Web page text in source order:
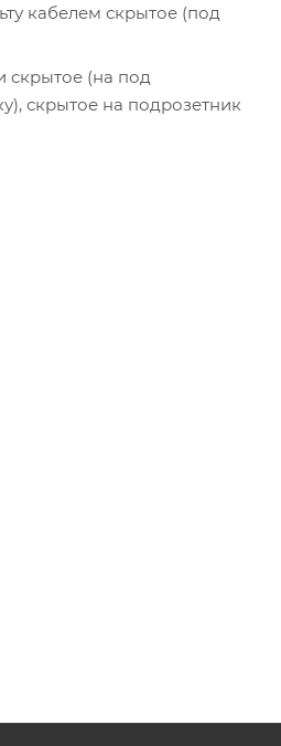
кабелем скрытое (под
скрытое (на под
скрытое на подрозетник